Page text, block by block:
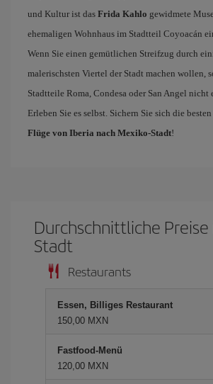
und Kultur ist das Frida Kahlo gewidmete
ehemaligen Wohnhaus im Stadtteil Coyoacán
Wenn Sie einen gemütlichen Streifzug durch
malerischsten Viertel der Stadt machen wollen,
Stadtteile Roma, Condesa oder San Angel nicht
Erleben Sie es selbst. Sichern Sie sich die besten
Flüge von Iberia nach Mexiko-Stadt!
Durchschnittliche
Stadt
Restaurants
Essen, Billiges Restaurant
150,00 MXN
Fastfood-Menü
120,00 MXN